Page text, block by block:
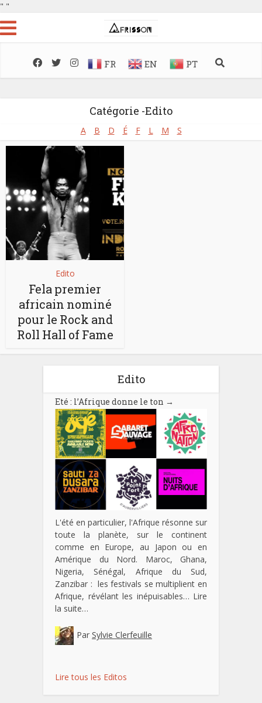
" "
FR EN PT
Catégorie -Edito
A B D É F L M S
Edito
Fela premier
africain nominé
pour le Rock and
Roll Hall of Fame
Edito
Eté : l’Afrique donne le ton →
L'été en particulier, l'Afrique résonne sur
toute la planète, sur le continent
comme en Europe, au Japon ou en
Amérique du Nord. Maroc, Ghana,
Nigeria, Sénégal, Afrique du Sud,
Zanzibar : les festivals se multiplient en
Afrique, révélant les inépuisables… Lire
la suite…
Par Sylvie Clerfeuille
Lire tous les Editos